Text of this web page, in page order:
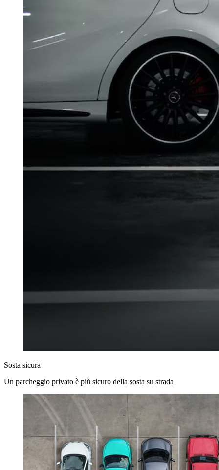
Sosta sicura
Un parcheggio privato è più sicuro della sosta su strada